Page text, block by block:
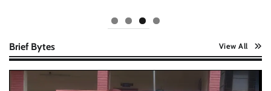
Brief Bytes View All